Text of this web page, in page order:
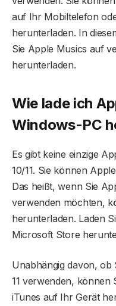
auf Ihr Mobiltelefon
herunterladen. In
Sie Apple Musics auf
herunterladen.
Wie lade ich
Windows-PC
Es gibt keine einzige
10/11. Sie können
Das heißt, wenn Sie
verwenden möchten,
herunterladen. Laden
Microsoft Store
Unabhängig davon, ob
11 verwenden, können
iTunes auf Ihr Gerät